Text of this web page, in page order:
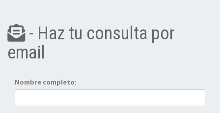
- Haz tu consulta por
email
Nombre completo: